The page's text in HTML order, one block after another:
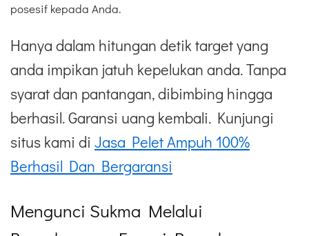
posesif kepada Anda.
Hanya dalam hitungan detik target yang
anda impikan jatuh kepelukan anda. Tanpa
syarat dan pantangan, dibimbing hingga
berhasil. Garansi uang kembali. Kunjungi
situs kami di Jasa Pelet Ampuh 100%
Berhasil Dan Bergaransi
Mengunci Sukma Melalui